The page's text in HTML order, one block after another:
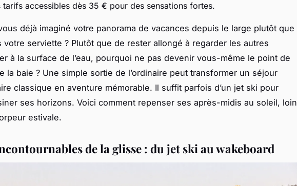
tarifs accessibles dès 35 € pour des sensations fortes.
déjà imaginé votre panorama de vacances depuis le large plutôt que
votre serviette ? Plutôt que de rester allongé à regarder les autres
à la surface de l’eau, pourquoi ne pas devenir vous-même le point de
la baie ? Une simple sortie de l’ordinaire peut transformer un séjour
classique en aventure mémorable. Il suffit parfois d’un jet ski pour
ses horizons. Voici comment repenser ses après-midis au soleil, loin
estivale.
de la glisse : du jet ski au wakeboard